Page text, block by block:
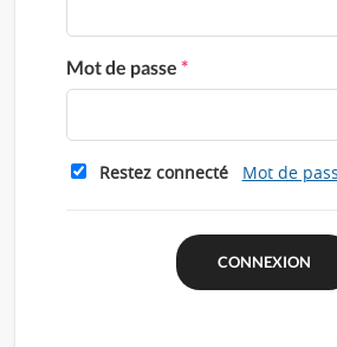
Mot de passe *
Restez connecté Mot de